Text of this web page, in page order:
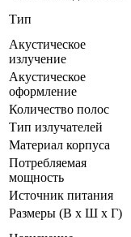
Тип
Акустическое
излучение
Акустическое
оформление
Количество полос
Тип излучателей
Материал корпуса
Потребляемая
мощность
Источник питания
Размеры (В х Ш х Г)